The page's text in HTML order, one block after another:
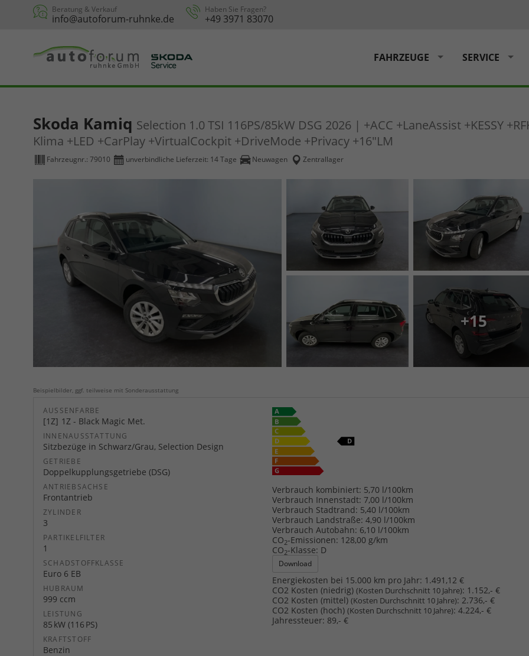
Beratung & Verkauf
info@autoforum-ruhnke.de
Haben Sie Fragen?
+49 3971 83070
FAHRZEUGE SERVICE
Skoda Kamiq Selection 1.0 TSI 116PS/85kW DSG 2026 | +ACC +LaneAssist +KESSY
Klima +LED +CarPlay +VirtualCockpit +DriveMode +Privacy +16"LM
Fahrzeugnr.: 79010 unverbindliche Lieferzeit: 14 Tage Neuwagen Zentrallager
+15
Beispielbilder, ggf. teilweise mit Sonderausstattung
AUSSENFARBE
1Z 1Z - Black Magic Met.
INNENAUSSTATTUNG
Sitzbezüge in Schwarz/Grau, Selection Design
GETRIEBE
Doppelkupplungsgetriebe (DSG)
ANTRIEBSACHSE
Frontantrieb
ZYLINDER
3
PARTIKELFILTER
1
SCHADSTOFFKLASSE
Euro 6 EB
HUBRAUM
999 ccm
LEISTUNG
85 kW (116 PS)
KRAFTSTOFF
Benzin
Verbrauch kombiniert: 5,70 l/100km
Verbrauch Innenstadt: 7,00 l/100km
Verbrauch Stadtrand: 5,40 l/100km
Verbrauch Landstraße: 4,90 l/100km
Verbrauch Autobahn: 6,10 l/100km
CO2-Emissionen: 128,00 g/km
CO2-Klasse: D
Download
Energiekosten bei 15.000 km pro Jahr: 1.491,12 €
CO2 Kosten (niedrig) (Kosten Durchschnitt 10 Jahre): 1.152,- €
CO2 Kosten (mittel) (Kosten Durchschnitt 10 Jahre): 2.736,- €
CO2 Kosten (hoch) (Kosten Durchschnitt 10 Jahre): 4.224,- €
Jahressteuer: 89,- €